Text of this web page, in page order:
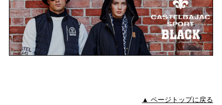
▲ ページトップに戻る